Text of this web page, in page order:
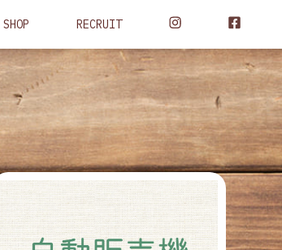
SHOP RECRUIT